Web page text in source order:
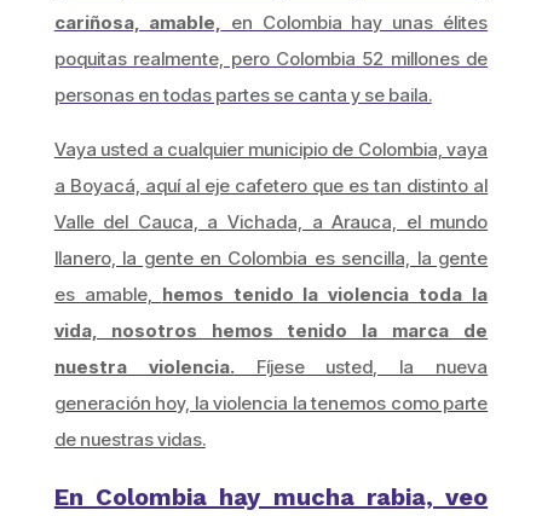
cariñosa, amable, en Colombia hay unas élites
poquitas realmente, pero Colombia 52 millones de
personas en todas partes se canta y se baila.
Vaya usted a cualquier municipio de Colombia, vaya
a Boyacá, aquí al eje cafetero que es tan distinto al
Valle del Cauca, a Vichada, a Arauca, el mundo
llanero, la gente en Colombia es sencilla, la gente
es amable, hemos tenido la violencia toda la
vida, nosotros hemos tenido la marca de
nuestra violencia.Fíjese usted, la nueva
generación hoy, la violencia la tenemos como parte
de nuestras vidas.
En Colombia hay mucha rabia, veo